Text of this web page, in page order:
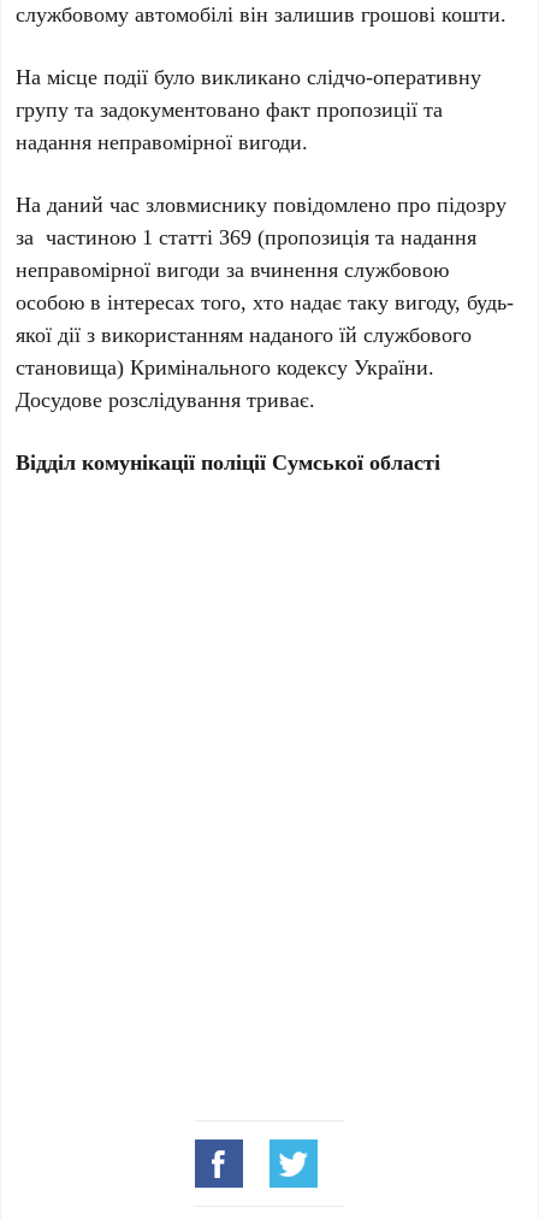
службовому автомобілі він залишив грошові кошти.
На місце події було викликано слідчо-оперативну
групу та задокументовано факт пропозиції та
надання неправомірної вигоди.
На даний час зловмиснику повідомлено про підозру
за частиною 1 статті 369 (пропозиція та надання
неправомірної вигоди за вчинення службовою
особою в інтересах того, хто надає таку вигоду, будь-
якої дії з використанням наданого їй службового
становища) Кримінального кодексу України.
Досудове розслідування триває.
Відділ комунікації поліції Сумської області